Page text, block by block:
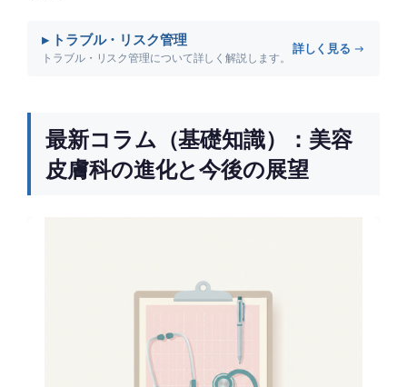
▸ トラブル・リスク管理
トラブル・リスク管理について詳しく解説します。
詳しく見る →
最新コラム（基礎知識）：美容
皮膚科の進化と今後の展望